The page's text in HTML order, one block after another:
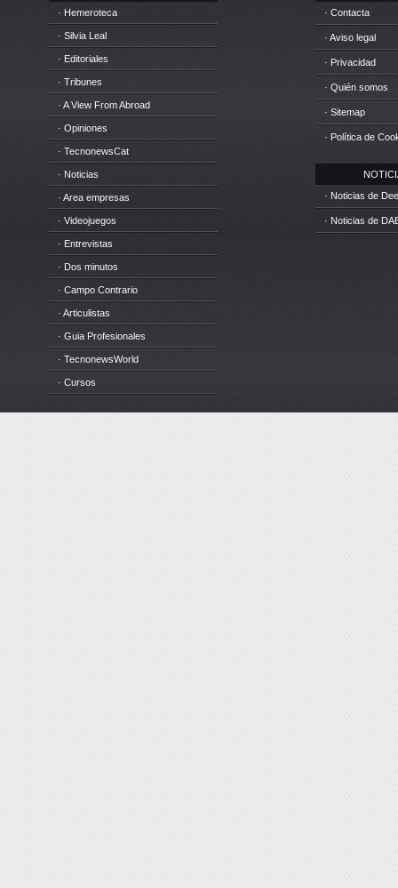
· Hemeroteca
· Silvia Leal
· Editoriales
· Tribunes
· A View From Abroad
· Opiniones
· TecnonewsCat
· Noticias
· Area empresas
· Videojuegos
· Entrevistas
· Dos minutos
· Campo Contrario
· Articulistas
· Guia Profesionales
· TecnonewsWorld
· Cursos
· Contacta
· Aviso legal
· Privacidad
· Quién somos
· Sitemap
· Política de
· Noticias de
· Noticias de